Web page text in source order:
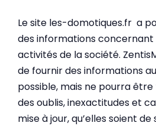
Le site les-domotiques.fr a
des informations concernant
activités de la société.
de fournir des informations
possible, mais ne pourra
des oublis, inexactitudes et
mise à jour, qu’elles soient